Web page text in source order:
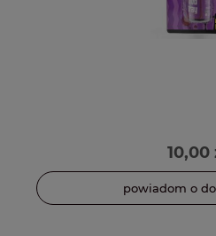
10,00
powiadom o